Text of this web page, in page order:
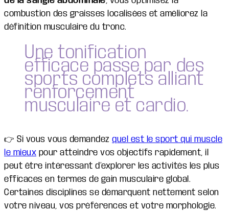
combustion des graisses localisées et améliorez la
définition musculaire du tronc.
Une tonification
efficace passe par des
sports complets alliant
renforcement
musculaire et cardio.
👉 Si vous vous demandez quel est le sport qui muscle
le mieux pour atteindre vos objectifs rapidement, il
peut être intéressant d’explorer les activités les plus
efficaces en termes de gain musculaire global.
Certaines disciplines se démarquent nettement selon
votre niveau, vos préférences et votre morphologie.